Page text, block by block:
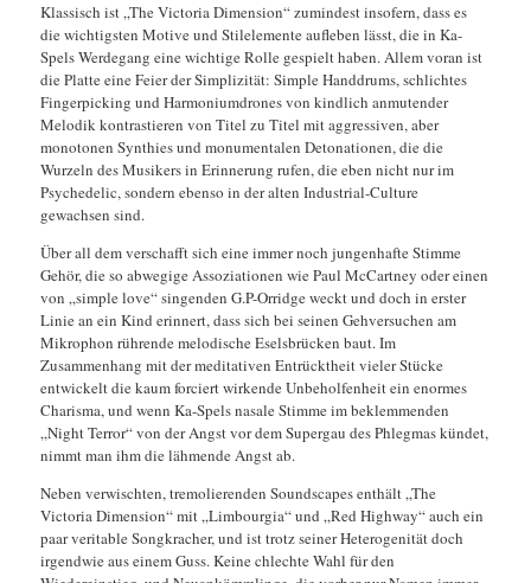
Klassisch ist „The Victoria Dimension“ zumindest insofern, dass es
die wichtigsten Motive und Stilelemente aufleben lässt, die in Ka-
Spels Werdegang eine wichtige Rolle gespielt haben. Allem voran ist
die Platte eine Feier der Simplizität: Simple Handdrums, schlichtes
Fingerpicking und Harmoniumdrones von kindlich anmutender
Melodik kontrastieren von Titel zu Titel mit aggressiven, aber
monotonen Synthies und monumentalen Detonationen, die die
Wurzeln des Musikers in Erinnerung rufen, die eben nicht nur im
Psychedelic, sondern ebenso in der alten Industrial-Culture
gewachsen sind.
Über all dem verschafft sich eine immer noch jungenhafte Stimme
Gehör, die so abwegige Assoziationen wie Paul McCartney oder einen
von „simple love“ singenden G.P-Orridge weckt und doch in erster
Linie an ein Kind erinnert, dass sich bei seinen Gehversuchen am
Mikrophon rührende melodische Eselsbrücken baut. Im
Zusammenhang mit der meditativen Entrücktheit vieler Stücke
entwickelt die kaum forciert wirkende Unbeholfenheit ein enormes
Charisma, und wenn Ka-Spels nasale Stimme im beklemmenden
„Night Terror“ von der Angst vor dem Supergau des Phlegmas kündet,
nimmt man ihm die lähmende Angst ab.
Neben verwischten, tremolierenden Soundscapes enthält „The
Victoria Dimension“ mit „Limbourgia“ und „Red Highway“ auch ein
paar veritable Songkracher, und ist trotz seiner Heterogenität doch
irgendwie aus einem Guss. Keine chlechte Wahl für den